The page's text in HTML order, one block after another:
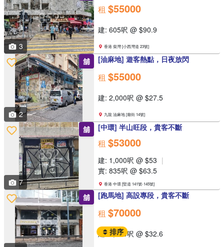
3
租 $55000
建: 605呎 @ $90.9
香港 柴灣 [小西灣道 23號]
舖
2
[油麻地] 遊客熱點，日夜放閃
租 $55000
建: 2,000呎 @ $27.5
九龍 油麻地 [廟街 14號]
舖
7
[中環] 半山旺段，貴客不斷
租 $53000
建: 1,000呎 @ $53
實: 835呎 @ $63.5
香港 中環 [堅道 141號-145號]
舖 [跑馬地] 高設專段，貴客不斷
租 $70000
建: 2,150呎 @ $32.6
排序